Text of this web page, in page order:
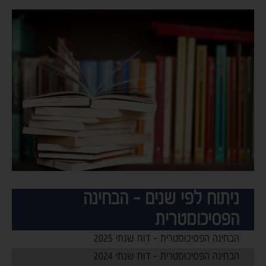
ניתוח לפי שנים - הבחינה
הפסיכומטרית
הבחינה הפסיכומטרית - דוח שנתי 2025
הבחינה הפסיכומטרית - דוח שנתי 2024